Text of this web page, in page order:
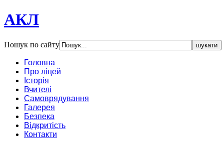
АКЛ
Пошук по сайту
Головна
Про ліцей
Історія
Вчителі
Самоврядування
Галерея
Безпека
Відкритість
Контакти